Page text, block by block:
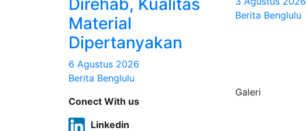
Material
Dipertanyakan
6 Agustus 2026
Berita Benglulu
Berita Benglulu
Conect With us
Linkedin
Galeri